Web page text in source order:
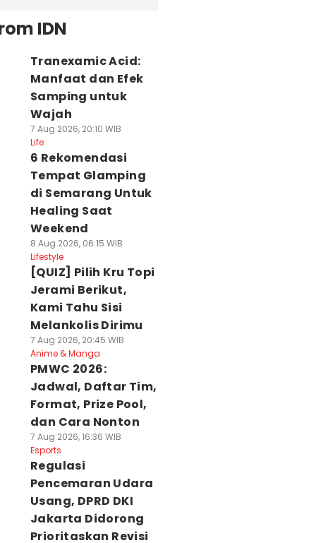
IDN
Tranexamic Acid:
Manfaat dan Efek
Samping untuk
Wajah
7 Aug 2026, 20:10 WIB
Life
6 Rekomendasi
Tempat Glamping
di Semarang Untuk
Healing Saat
Weekend
8 Aug 2026, 06:15 WIB
Lifestyle
[QUIZ] Pilih Kru Topi
Jerami Berikut,
Kami Tahu Sisi
Melankolis Dirimu
7 Aug 2026, 20:45 WIB
Anime & Manga
PMWC 2026:
Jadwal, Daftar Tim,
Format, Prize Pool,
dan Cara Nonton
7 Aug 2026, 16:36 WIB
Esports
Regulasi
Pencemaran Udara
Usang, DPRD DKI
Jakarta Didorong
Prioritaskan Revisi